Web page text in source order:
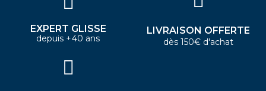
EXPERT GLISSE
depuis +40 ans
LIVRAISON OFFERTE
dès 150€ d'achat